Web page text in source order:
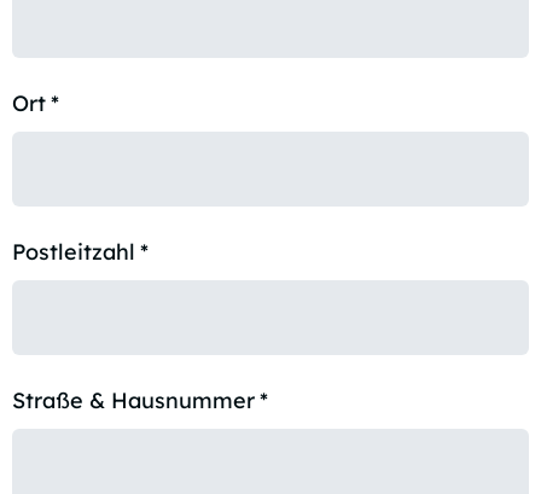
Ort*
Postleitzahl *
Straße & Hausnummer*